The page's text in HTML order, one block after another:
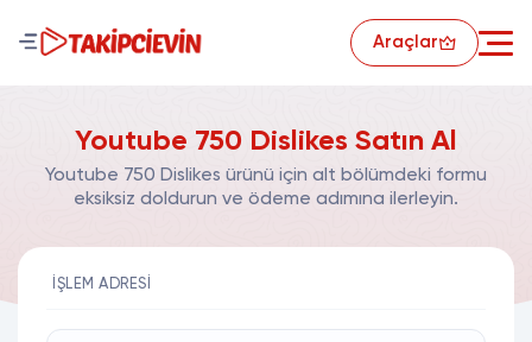
Araçlar
Youtube 750 Dislikes Satın Al
Youtube 750 Dislikes ürünü için alt bölümdeki formu
eksiksiz doldurun ve ödeme adımına ilerleyin.
İŞLEM ADRESI